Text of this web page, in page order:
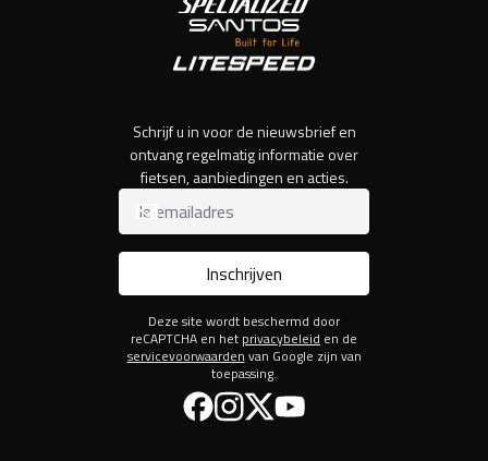
Schrijf u in voor de nieuwsbrief en
ontvang regelmatig informatie over
fietsen, aanbiedingen en acties.
Inschrijven
Deze site wordt beschermd door
reCAPTCHA en het privacybeleid en de
servicevoorwaarden van Google zijn van
toepassing.
FacebookInstagram
TwitterYouTube